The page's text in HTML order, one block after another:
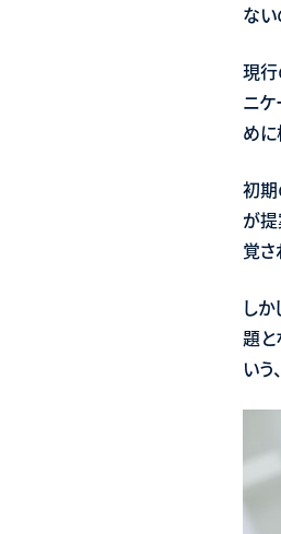
ない
現行
ニ
め
初期
が
覚さ
しか
題と
い